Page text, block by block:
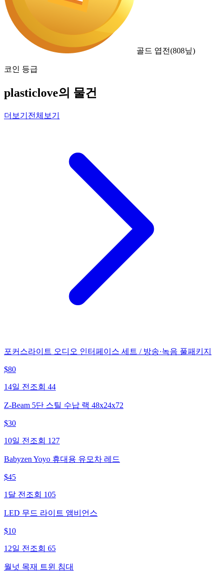
골드 엽전(808닢)
코인 등급
plasticlove의 물건
더보기 전체보기
포커스라이트 오디오 인터페이스 세트 / 방송·녹음 풀패키지
$80
14일 전 조회 44
Z-Beam 5단 스틸 수납 랙 48x24x72
$30
10일 전 조회 127
Babyzen Yoyo 휴대용 유모차 레드
$45
1달 전 조회 105
LED 무드 라이트 앰비언스
$10
12일 전 조회 65
월넛 목재 트윈 침대